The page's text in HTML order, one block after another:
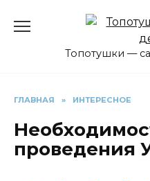
Топотушки —
ГЛАВНАЯ » ИНТЕРЕСНОЕ
проведения